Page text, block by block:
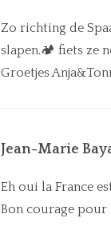
Zo richting de
slapen.🏕 fiets ze
Groetjes
Jean-Marie
Eh oui la France
Bon courage pour